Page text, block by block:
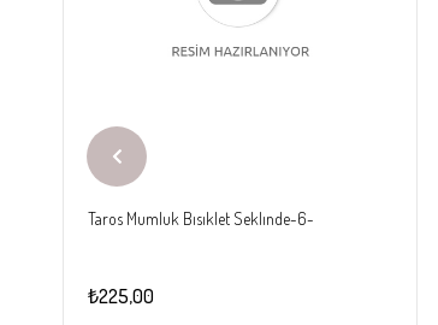
Taros Mumluk Bısıklet Seklınde-6-
₺225,00